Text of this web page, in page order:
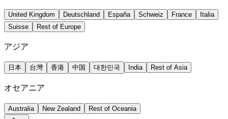
United Kingdom Deutschland España Schweiz France
Italia
Suisse
Rest of Europe
アジア
日本 台灣 香港 中国 대한민국 India Rest of Asia
オセアニア
Australia New Zealand Rest of Oceania